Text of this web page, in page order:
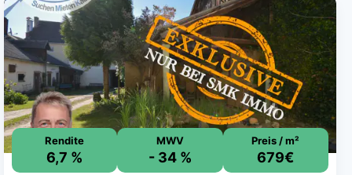
Rendite
6,7 %
MWV
- 34 %
Preis / m²
679€